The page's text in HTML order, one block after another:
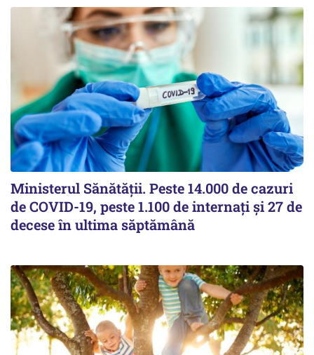
Ministerul Sănătății. Peste 14.000 de cazuri
de COVID-19, peste 1.100 de internați și 27 de
decese în ultima săptămână